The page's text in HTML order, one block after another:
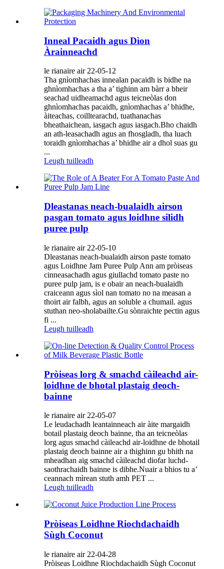
Inneal Pacaidh agus Dìon
Àrainneachd
le rianaire air 22-05-12
Tha gnìomhachas innealan pacaidh is bidhe na
ghnìomhachas a tha a’ tighinn am bàrr a bheir
seachad uidheamachd agus teicneòlas don
ghnìomhachas pacaidh, gnìomhachas a’ bhidhe,
àiteachas, coilltearachd, tuathanachas
bheathaichean, iasgach agus iasgach.Bho chaidh
an ath-leasachadh agus an fhosgladh, tha luach
toraidh gnìomhachas a’ bhidhe air a dhol suas gu
...
Leugh tuilleadh
Dleastanas neach-bualaidh airson
pasgan tomato agus loidhne silidh
puree pulp
le rianaire air 22-05-10
Dleastanas neach-bualaidh airson paste tomato
agus Loidhne Jam Puree Pulp Ann am pròiseas
cinneasachadh agus giullachd tomato paste no
puree pulp jam, is e obair an neach-bualaidh
craiceann agus sìol nan tomato no na measan a
thoirt air falbh, agus an soluble a chumail. agus
stuthan neo-sholabailte.Gu sònraichte pectin agus
fi ...
Leugh tuilleadh
Pròiseas lorg & smachd càileachd air-
loidhne de bhotal plastaig deoch-
bainne
le rianaire air 22-05-07
Le leudachadh leantainneach air àite margaidh
botail plastaig deoch bainne, tha an teicneòlas
lorg agus smachd càileachd air-loidhne de bhotail
plastaig deoch bainne air a thighinn gu bhith na
mheadhan aig smachd càileachd diofar luchd-
saothrachaidh bainne is dibhe.Nuair a bhios tu a’
ceannach mìrean stuth amh PET ...
Leugh tuilleadh
Pròiseas Loidhne Riochdachaidh
Sùgh Coconut
le rianaire air 22-04-28
Pròiseas Loidhne Riochdachaidh Sùgh Coconut